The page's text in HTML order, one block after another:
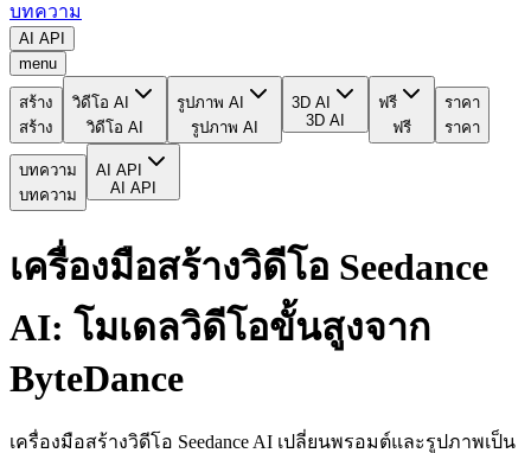
บทความ
AI API
menu
สร้าง
สร้าง
วิดีโอ AI
วิดีโอ AI
รูปภาพ AI
รูปภาพ AI
3D AI
3D AI
ฟรี
ฟรี
ราคา
ราคา
บทความ
บทความ
AI API
AI API
เครื่องมือสร้างวิดีโอ Seedance
AI: โมเดลวิดีโอขั้นสูงจาก
ByteDance
เครื่องมือสร้างวิดีโอ Seedance AI เปลี่ยนพรอมต์และรูปภาพเป็น